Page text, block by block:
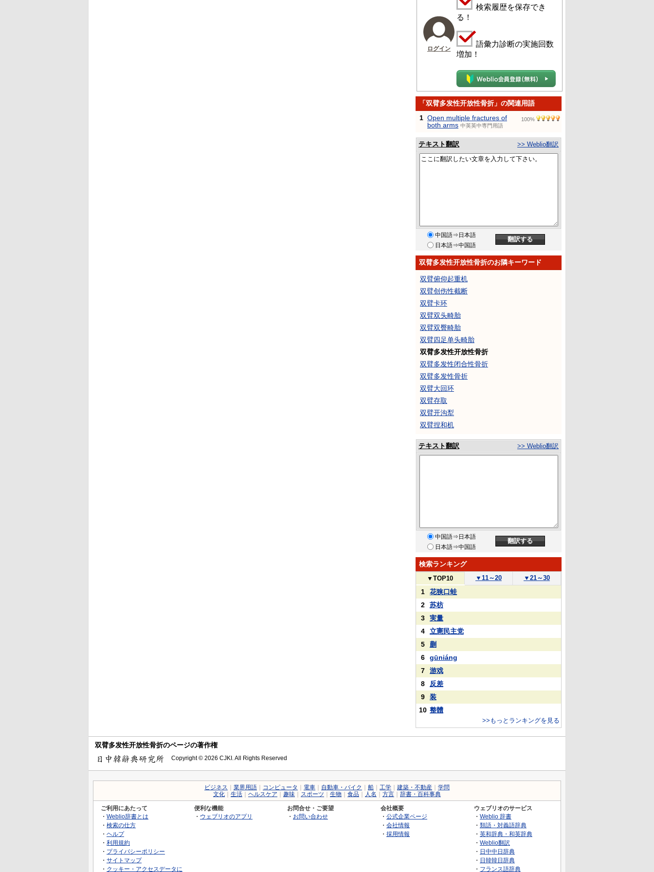
ログイン
検索履歴を保存でき
る！
語彙力診断の実施回数
増加！
「双臂多发性开放性骨折」の関連用語
1 Open multiple fractures of
both arms 中英英中専門用語
100%
テキスト翻訳 >> Weblio翻訳
中国語⇒日本語
日本語⇒中国語
双臂多发性开放性骨折のお隣キーワード
双臂俯仰起重机
双臂创伤性截断
双臂卡环
双臂双头畸胎
双臂双臀畸胎
双臂四足单头畸胎
双臂多发性开放性骨折
双臂多发性闭合性骨折
双臂多发性骨折
双臂大回环
双臂存取
双臂开沟犁
双臂捏和机
テキスト翻訳 >> Weblio翻訳
中国語⇒日本語
日本語⇒中国語
検索ランキング
▼ TOP10 ▼ 11～20 ▼ 21～30
1
花狭口蛙
2
苏枋
3
実量
4
立憲民主党
5
蒯
6
gūniáng
7
游戏
8
反差
9
装
10 整體
>>もっとランキングを見る
双臂多发性开放性骨折のページの著作権
Copyright © 2026 CJKI. All Rights Reserved
ビジネス 業界用語 コンピュータ 電車 自動車・バイク 船 工学 建築・不動産
学問
文化
生活 ヘルスケア 趣味 スポーツ 生物 食品 人名 方言 辞書・百科事典
ご利用にあたって
・ Weblio辞書とは
・ 検索の仕方
・ ヘルプ
・ 利用規約
・ プライバシーポリシー
・ サイトマップ
・ クッキー・アクセスデータに
便利な機能
・ ウェブリオのアプリ
お問合せ・ご要望
・ お問い合わせ
会社概要
・ 公式企業ページ
・ 会社情報
・ 採用情報
ウェブリオのサービス
・ Weblio 辞書
・ 類語・対義語辞典
・ 英和辞典・和英辞典
・ Weblio翻訳
・ 日中中日辞典
・ 日韓韓日辞典
・ フランス語辞典